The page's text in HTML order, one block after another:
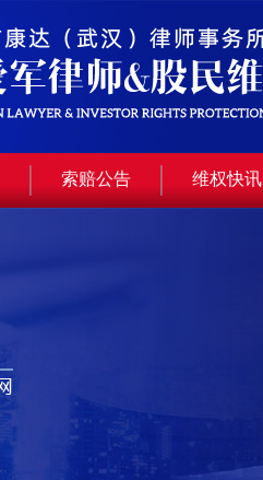
索赔公告 维权快讯